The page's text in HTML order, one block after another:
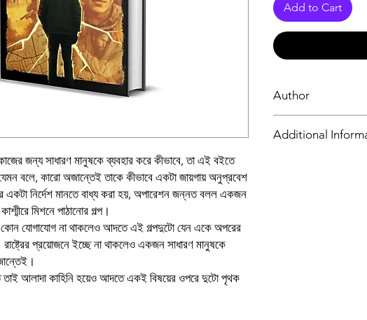
জন্য সাধারণ মানুষকে ব্যবহার করে কীভাবে, তা এই বইতে
বলে, কারো অজান্তেই তাকে কীভাবে একটা জায়গায় অনুপ্রবেশ
একটা নির্দেশ মানতে বাধ্য করা হয়, অপারেশন জন্নত বলল একজন
মিশনে পাঠানোর গল্প।
কোন যোগাযোগ না থাকলেও আদতে এই গল্পদুটো যেন একে অপরের
প্রয়োজনে ইচ্ছে না থাকলেও একজন সাধারণ মানুষকে
আলাদা কাহিনি হয়েও আদতে একই বিষয়ের ওপরে দুটো পৃথক
Add to Cart
Author
Additional